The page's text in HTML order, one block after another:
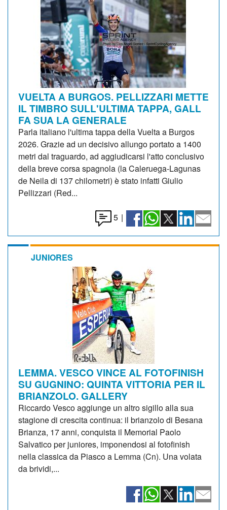
VUELTA A BURGOS. PELLIZZARI METTE
IL TIMBRO SULL'ULTIMA TAPPA, GALL
FA SUA LA GENERALE
Parla italiano l'ultima tappa della Vuelta a Burgos
2026. Grazie ad un decisivo allungo portato a 1400
metri dal traguardo, ad aggiudicarsi l'atto conclusivo
della breve corsa spagnola (la Caleruega-Lagunas
de Neila di 137 chilometri) è stato infatti Giulio
Pellizzari (Red...
5 |
JUNIORES
LEMMA. VESCO VINCE AL FOTOFINISH
SU GUGNINO: QUINTA VITTORIA PER IL
BRIANZOLO. GALLERY
Riccardo Vesco aggiunge un altro sigillo alla sua
stagione di crescita continua: il brianzolo di Besana
Brianza, 17 anni, conquista il Memorial Paolo
Salvatico per juniores, imponendosi al fotofinish
nella classica da Piasco a Lemma (Cn). Una volata
da brividi,...